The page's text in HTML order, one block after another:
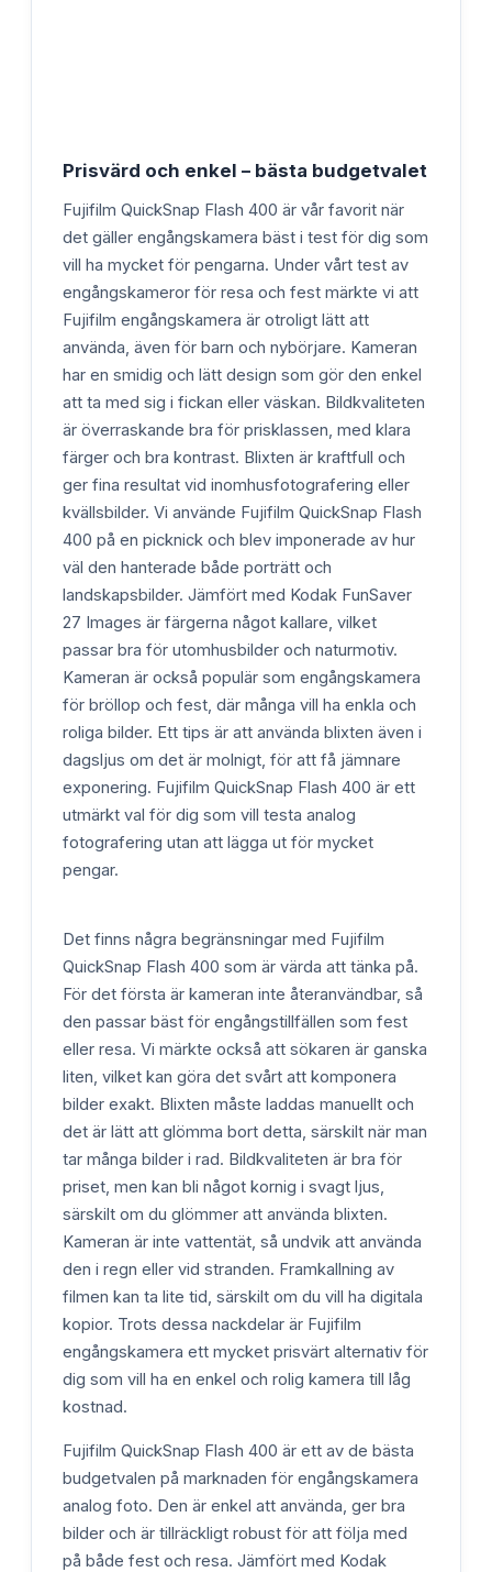
Prisvärd och enkel – bästa budgetvalet
Fujifilm QuickSnap Flash 400 är vår favorit när
det gäller engångskamera bäst i test för dig som
vill ha mycket för pengarna. Under vårt test av
engångskameror för resa och fest märkte vi att
Fujifilm engångskamera är otroligt lätt att
använda, även för barn och nybörjare. Kameran
har en smidig och lätt design som gör den enkel
att ta med sig i fickan eller väskan. Bildkvaliteten
är överraskande bra för prisklassen, med klara
färger och bra kontrast. Blixten är kraftfull och
ger fina resultat vid inomhusfotografering eller
kvällsbilder. Vi använde Fujifilm QuickSnap Flash
400 på en picknick och blev imponerade av hur
väl den hanterade både porträtt och
landskapsbilder. Jämfört med Kodak FunSaver
27 Images är färgerna något kallare, vilket
passar bra för utomhusbilder och naturmotiv.
Kameran är också populär som engångskamera
för bröllop och fest, där många vill ha enkla och
roliga bilder. Ett tips är att använda blixten även i
dagsljus om det är molnigt, för att få jämnare
exponering. Fujifilm QuickSnap Flash 400 är ett
utmärkt val för dig som vill testa analog
fotografering utan att lägga ut för mycket
pengar.
Det finns några begränsningar med Fujifilm
QuickSnap Flash 400 som är värda att tänka på.
För det första är kameran inte återanvändbar, så
den passar bäst för engångstillfällen som fest
eller resa. Vi märkte också att sökaren är ganska
liten, vilket kan göra det svårt att komponera
bilder exakt. Blixten måste laddas manuellt och
det är lätt att glömma bort detta, särskilt när man
tar många bilder i rad. Bildkvaliteten är bra för
priset, men kan bli något kornig i svagt ljus,
särskilt om du glömmer att använda blixten.
Kameran är inte vattentät, så undvik att använda
den i regn eller vid stranden. Framkallning av
filmen kan ta lite tid, särskilt om du vill ha digitala
kopior. Trots dessa nackdelar är Fujifilm
engångskamera ett mycket prisvärt alternativ för
dig som vill ha en enkel och rolig kamera till låg
kostnad.
Fujifilm QuickSnap Flash 400 är ett av de bästa
budgetvalen på marknaden för engångskamera
analog foto. Den är enkel att använda, ger bra
bilder och är tillräckligt robust för att följa med
på både fest och resa. Jämfört med Kodak